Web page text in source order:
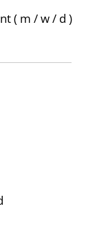
( m / w / d )